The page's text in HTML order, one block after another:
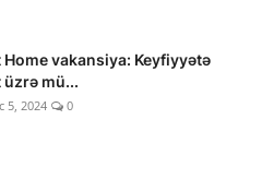
Home vakansiya: Keyfiyyətə
üzrə mü...
5, 2024 0